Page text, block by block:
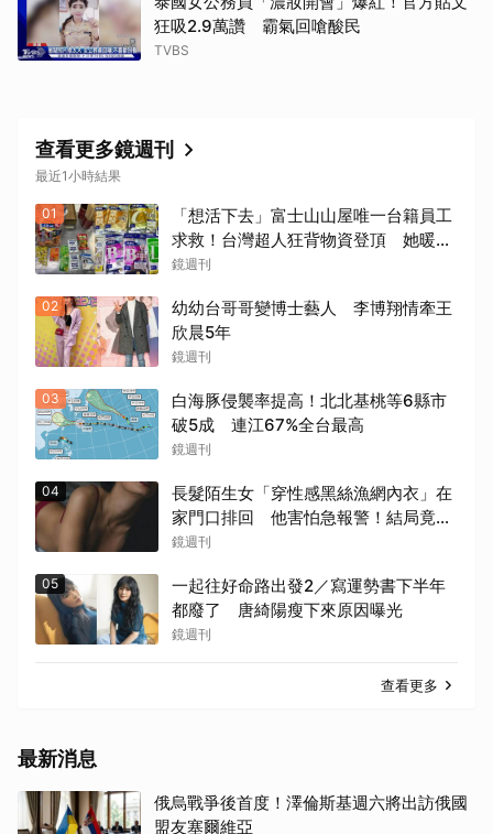
狂吸2.9萬讚 霸氣回嗆酸民
TVBS
查看更多鏡週刊
最近1小時結果
01
「想活下去」富士山山屋唯一台籍員工
求救！台灣超人狂背物資登頂 她暖
哭：全世界只有台灣會這樣
鏡週刊
02
幼幼台哥哥變博士藝人 李博翔情牽王
欣晨5年
鏡週刊
03
白海豚侵襲率提高！北北基桃等6縣市
破5成 連江67%全台最高
鏡週刊
04
長髮陌生女「穿性感黑絲漁網內衣」在
家門口排回 他害怕急報警！結局竟神
展開
鏡週刊
05
一起往好命路出發2／寫運勢書下半年
都廢了 唐綺陽瘦下來原因曝光
鏡週刊
查看更多
最新消息
俄烏戰爭後首度！澤倫斯基週六將出訪俄國
盟友塞爾維亞